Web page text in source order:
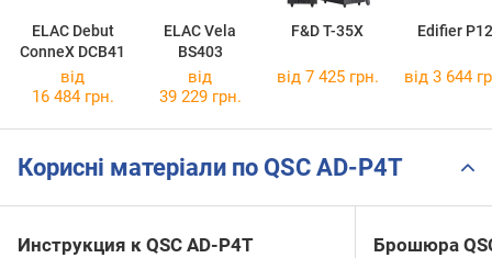
ELAC Debut
ConneX DCB41
ELAC Vela
BS403
F&D T-35X Edifier P12
від
16 484 грн.
від
39 229 грн.
від 7 425 грн. від 3 644
Корисні матеріали по QSC AD-P4T
Инструкция к QSC AD-P4T Брошюра